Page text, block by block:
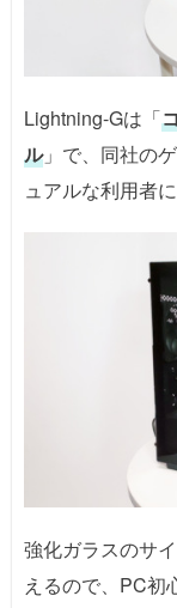
Lightning-Gは「
ル」で、同社の
ュアルな利用者
強化ガラスのサ
えるので、PC初